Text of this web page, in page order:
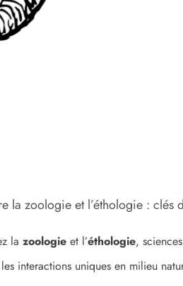
la zoologie et l’éthologie : clés
la zoologie et l’éthologie,
interactions uniques en milieu